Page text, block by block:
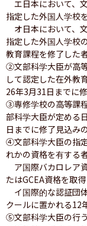
エ日本において、
指定した外国人学校
オ日本において、
指定した外国人学校
教育課程を修了した者
②文部科学大臣が高
して認定した在外教
26年3月31日までに
③専修学校の高等課
部科学大臣が定める
日までに修了見込みの
④文部科学大臣の指
れかの資格を有する者
ア国際バカロレア
たはGCEA資格を取得
イ国際的な認証団
クールに置かれる12
⑤文部科学大臣の行